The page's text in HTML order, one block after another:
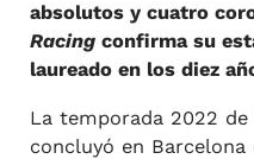
absolutos y cuatro
Racingconfirma su
laureado en los diez
La temporada 2022 de
concluyó en